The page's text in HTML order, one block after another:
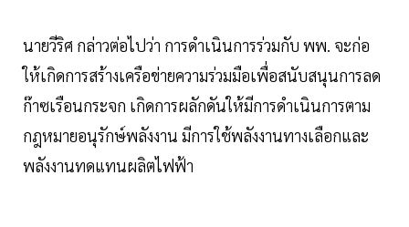
นายวีริศ กล่าวต่อไปว่า การดำเนินการร่วมกับ พพ. จะก่อ
ให้เกิดการสร้างเครือข่ายความร่วมมือเพื่อสนับสนุนการลด
ก๊าซเรือนกระจก เกิดการผลักดันให้มีการดำเนินการตาม
กฎหมายอนุรักษ์พลังงาน มีการใช้พลังงานทางเลือกและ
พลังงานทดแทนผลิตไฟฟ้า